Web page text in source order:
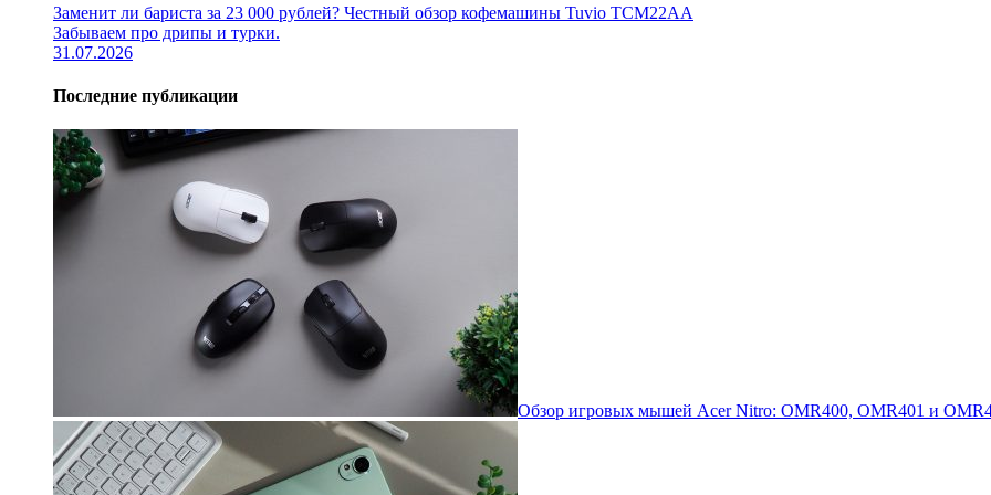
Заменит ли бариста за 23 000 рублей? Честный обзор кофемашины Tuvio TCM22AA
Забываем про дрипы и турки.
31.07.2026
Последние публикации
Обзор игровых мышей Acer Nitro: OMR400, OMR401 и